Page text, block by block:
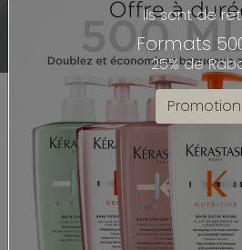
NOS
PROMO
Ils sont de
Formats
25% de
Promotion